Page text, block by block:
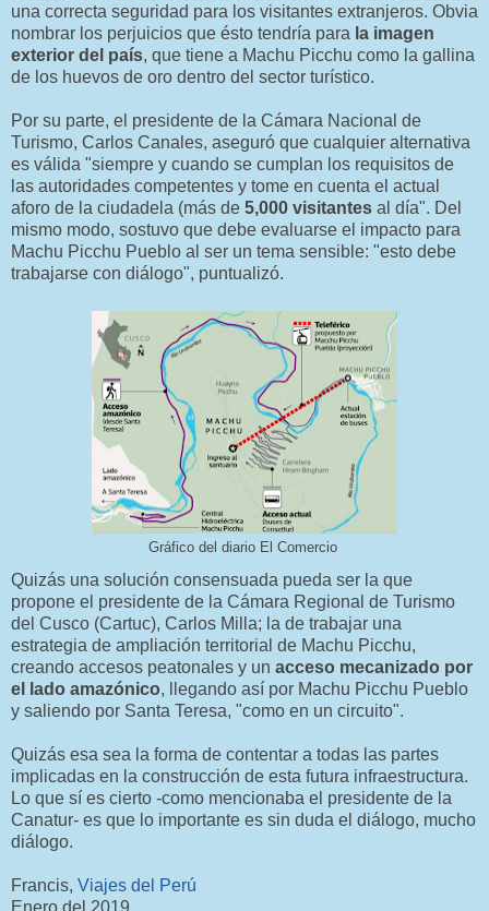
una correcta seguridad para los visitantes extranjeros. Obvia
nombrar los perjuicios que ésto tendría para la imagen
exterior del país, que tiene a Machu Picchu como la gallina
de los huevos de oro dentro del sector turístico.
Por su parte, el presidente de la Cámara Nacional de
Turismo, Carlos Canales, aseguró que cualquier alternativa
es válida "siempre y cuando se cumplan los requisitos de
las autoridades competentes y tome en cuenta el actual
aforo de la ciudadela (más de 5,000 visitantes al día". Del
mismo modo, sostuvo que debe evaluarse el impacto para
Machu Picchu Pueblo al ser un tema sensible: "esto debe
trabajarse con diálogo", puntualizó.
Gráfico del diario El Comercio
Quizás una solución consensuada pueda ser la que
propone el presidente de la Cámara Regional de Turismo
del Cusco (Cartuc), Carlos Milla; la de trabajar una
estrategia de ampliación territorial de Machu Picchu,
creando accesos peatonales y un acceso mecanizado por
el lado amazónico, llegando así por Machu Picchu Pueblo
y saliendo por Santa Teresa, "como en un circuito".
Quizás esa sea la forma de contentar a todas las partes
implicadas en la construcción de esta futura infraestructura.
Lo que sí es cierto -como mencionaba el presidente de la
Canatur- es que lo importante es sin duda el diálogo, mucho
diálogo.
Francis, Viajes del Perú
Enero del 2019